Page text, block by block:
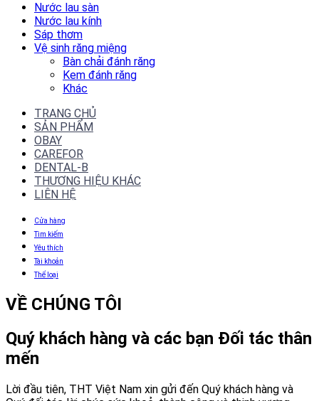
Nước lau sàn
Nước lau kính
Sáp thơm
Vệ sinh răng miệng
Bàn chải đánh răng
Kem đánh răng
Khác
TRANG CHỦ
SẢN PHẨM
OBAY
CAREFOR
DENTAL-B
THƯƠNG HIỆU KHÁC
LIÊN HỆ
Cửa hàng
Tìm kiếm
Yêu thích
Tài khoản
Thể loại
VỀ CHÚNG TÔI
Quý khách hàng và các bạn Đối tác thân
mến
Lời đầu tiên, THT Việt Nam xin gửi đến Quý khách hàng và